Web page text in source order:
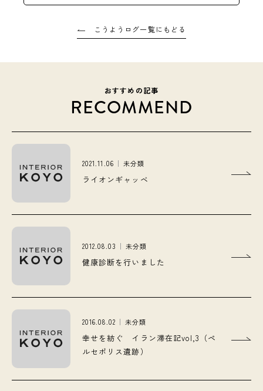
こうようログ一覧にもどる
おすすめの記事
RECOMMEND
2021.11.06 未分類
ライオンギャッベ
2012.08.03 未分類
健康診断を行いました
2016.08.02 未分類
幸せを紡ぐ イラン滞在記vol,3（ペ
ルセポリス遺跡）